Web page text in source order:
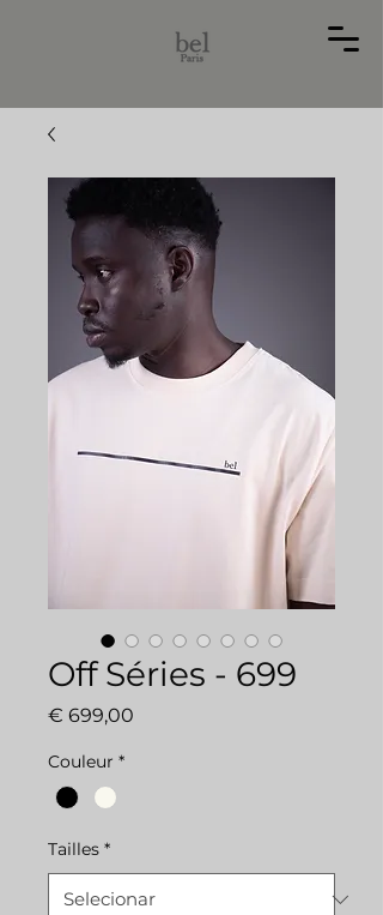
Off Séries - 699
€ 699,00
Couleur *
Tailles *